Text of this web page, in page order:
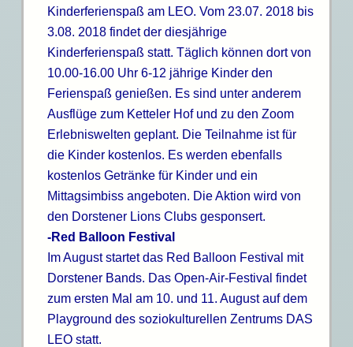
Kinderferienspaß am LEO. Vom 23.07. 2018 bis
3.08. 2018 findet der diesjährige
Kinderferienspaß statt. Täglich können dort von
10.00-16.00 Uhr 6-12 jährige Kinder den
Ferienspaß genießen. Es sind unter anderem
Ausflüge zum Ketteler Hof und zu den Zoom
Erlebniswelten geplant. Die Teilnahme ist für
die Kinder kostenlos. Es werden ebenfalls
kostenlos Getränke für Kinder und ein
Mittagsimbiss angeboten. Die Aktion wird von
den Dorstener Lions Clubs gesponsert.
-Red Balloon Festival
Im August startet das Red Balloon Festival mit
Dorstener Bands. Das Open-Air-Festival findet
zum ersten Mal am 10. und 11. August auf dem
Playground des soziokulturellen Zentrums DAS
LEO statt.